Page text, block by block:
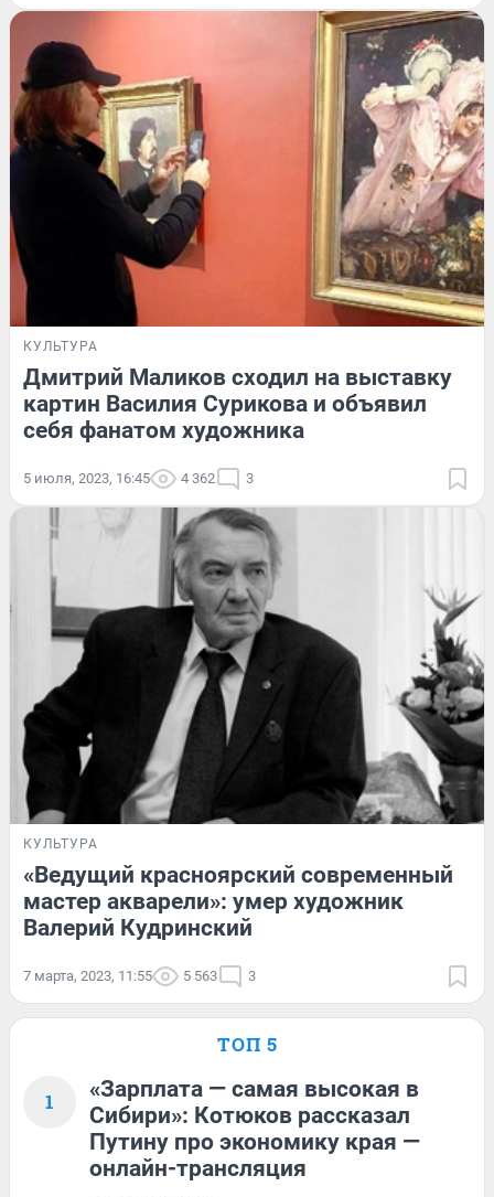
КУЛЬТУРА
Дмитрий Маликов сходил на выставку
картин Василия Сурикова и объявил
себя фанатом художника
5 июля, 2023, 16:45 4 362 3
КУЛЬТУРА
«Ведущий красноярский современный
мастер акварели»: умер художник
Валерий Кудринский
7 марта, 2023, 11:55 5 563 3
ТОП 5
1
«Зарплата — самая высокая в
Сибири»: Котюков рассказал
Путину про экономику края —
онлайн-трансляция